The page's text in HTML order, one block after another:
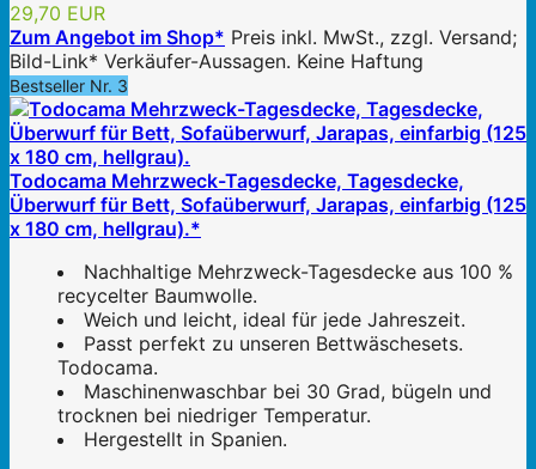
29,70 EUR
Zum Angebot im Shop* Preis inkl. MwSt., zzgl. Versand;
Bild-Link* Verkäufer-Aussagen. Keine Haftung
Bestseller Nr. 3
Todocama Mehrzweck-Tagesdecke, Tagesdecke,
Überwurf für Bett, Sofaüberwurf, Jarapas, einfarbig (125
x 180 cm, hellgrau).*
Nachhaltige Mehrzweck-Tagesdecke aus 100 %
recycelter Baumwolle.
Weich und leicht, ideal für jede Jahreszeit.
Passt perfekt zu unseren Bettwäschesets.
Todocama.
Maschinenwaschbar bei 30 Grad, bügeln und
trocknen bei niedriger Temperatur.
Hergestellt in Spanien.